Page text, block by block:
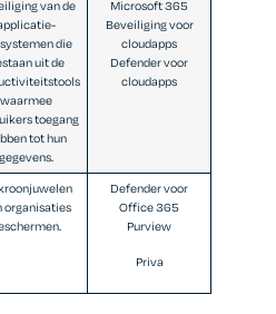
van de
die
uit de
waarmee
toegang
tot hun
gegevens.
Microsoft 365
Beveiliging voor
cloudapps
Defender voor
cloudapps
organisaties
Defender voor
Office 365
Purview
Priva